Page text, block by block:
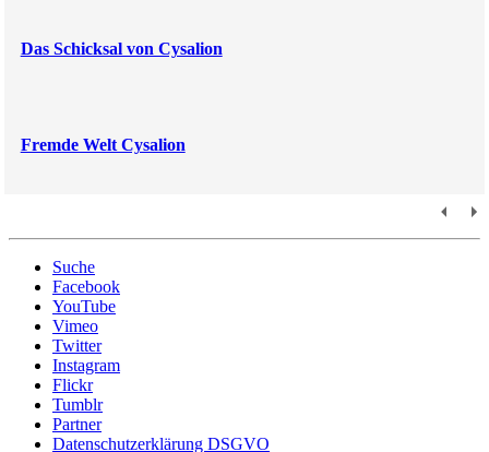
Das Schicksal von Cysalion
Fremde Welt Cysalion
Suche
Facebook
YouTube
Vimeo
Twitter
Instagram
Flickr
Tumblr
Partner
Datenschutzerklärung DSGVO